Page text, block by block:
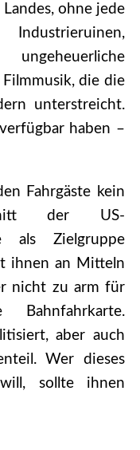
ohne jede
ungeheuerliche
die die
unterstreicht.
haben –
Fahrgäste kein
der US-
als Zielgruppe
ihnen an Mitteln
nicht zu arm für
aber auch
Wer dieses
sollte ihnen